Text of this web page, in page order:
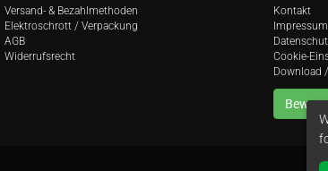
Versand- & Bezahlmethoden
Elektroschrott / Verpackung
AGB
Widerrufsrecht
Kontakt
Impressum
Cookie-
Download